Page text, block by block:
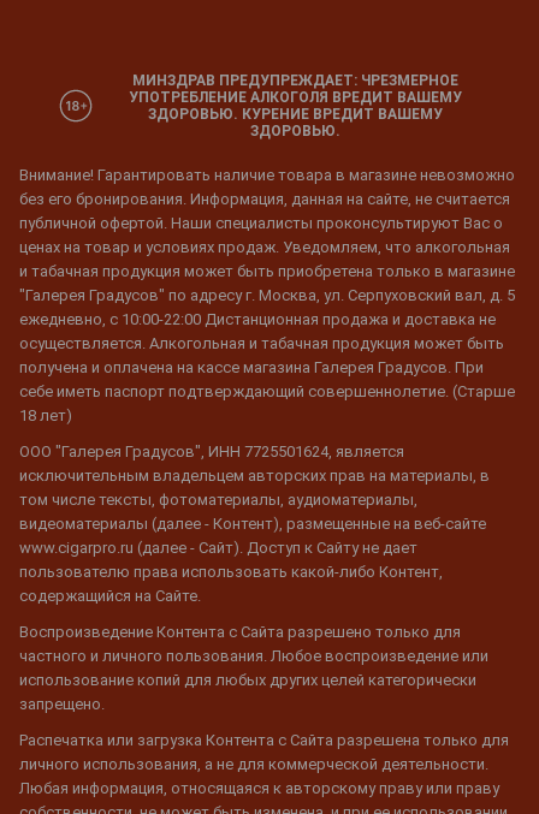
МИНЗДРАВ ПРЕДУПРЕЖДАЕТ: ЧРЕЗМЕРНОЕ
УПОТРЕБЛЕНИЕ АЛКОГОЛЯ ВРЕДИТ ВАШЕМУ
ЗДОРОВЬЮ. КУРЕНИЕ ВРЕДИТ ВАШЕМУ
ЗДОРОВЬЮ.
Внимание! Гарантировать наличие товара в магазине невозможно
без его бронирования. Информация, данная на сайте, не считается
публичной офертой. Наши специалисты проконсультируют Вас о
ценах на товар и условиях продаж. Уведомляем, что алкогольная
и табачная продукция может быть приобретена только в магазине
"Галерея Градусов" по адресу г. Москва, ул. Серпуховский вал, д. 5
ежедневно, с 10:00-22:00 Дистанционная продажа и доставка не
осуществляется. Алкогольная и табачная продукция может быть
получена и оплачена на кассе магазина Галерея Градусов. При
себе иметь паспорт подтверждающий совершеннолетие. (Старше
18 лет)
ООО "Галерея Градусов", ИНН 7725501624, является
исключительным владельцем авторских прав на материалы, в
том числе тексты, фотоматериалы, аудиоматериалы,
видеоматериалы (далее - Контент), размещенные на веб-сайте
www.cigarpro.ru (далее - Сайт). Доступ к Сайту не дает
пользователю права использовать какой-либо Контент,
содержащийся на Сайте.
Воспроизведение Контента с Сайта разрешено только для
частного и личного пользования. Любое воспроизведение или
использование копий для любых других целей категорически
запрещено.
Распечатка или загрузка Контента с Сайта разрешена только для
личного использования, а не для коммерческой деятельности.
Любая информация, относящаяся к авторскому праву или праву